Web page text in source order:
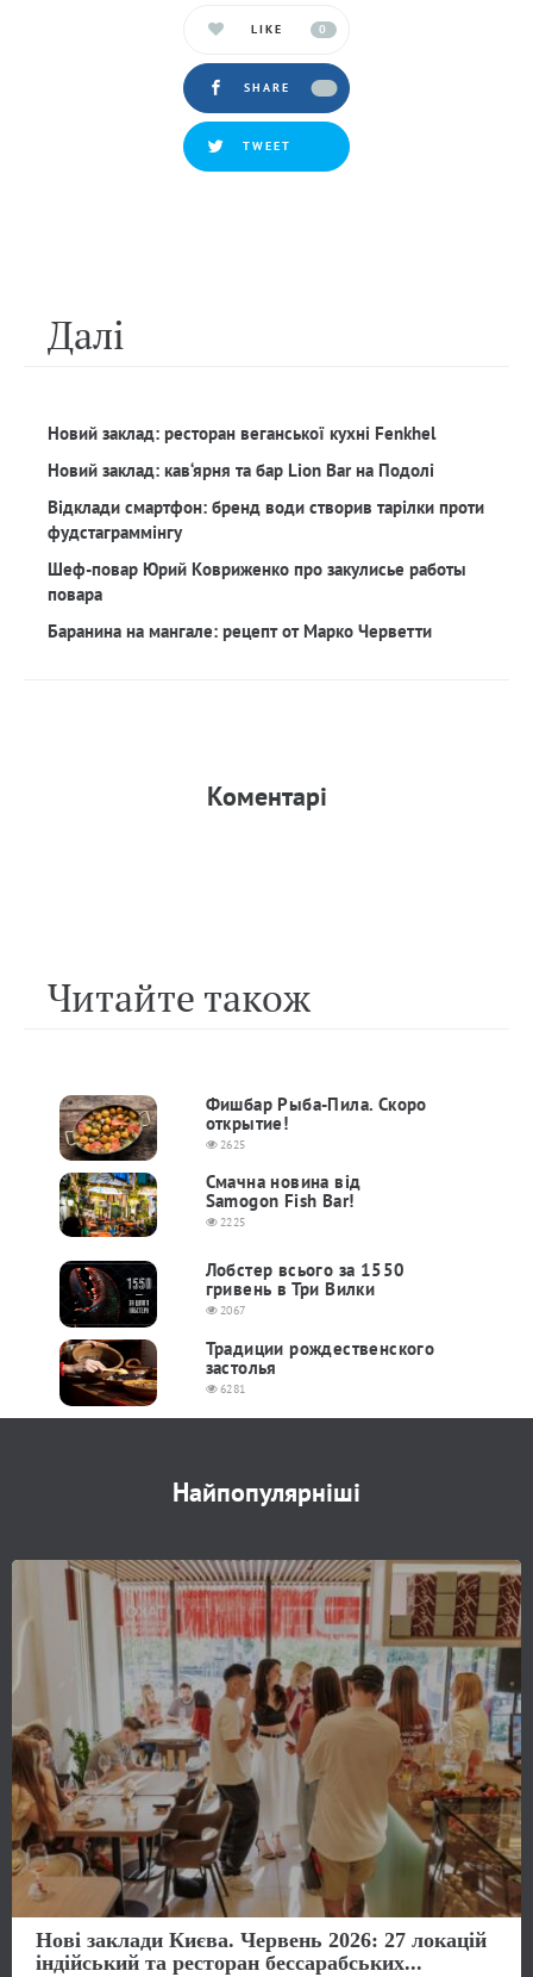
LIKE 0
SHARE
TWEET
Далi
Новий заклад: ресторан веганської кухні Fenkhel
Новий заклад: кав‘ярня та бар Lion Bar на Подолі
Відклади смартфон: бренд води створив тарілки проти
фудстаграммінгу
Шеф-повар Юрий Ковриженко про закулисье работы
повара
Баранина на мангале: рецепт от Марко Черветти
Коментарi
Читайте також
Фишбар Рыба-Пила. Скоро
открытие!
2625
Cмачна новина від
Samogon Fish Bar!
2225
Лобстер всього за 1550
гривень в Три Вилки
2067
Традиции рождественского
застолья
6281
Найпопулярніші
Нові заклади Києва. Червень 2026: 27 локацій
індійський та ресторан бессарабських...